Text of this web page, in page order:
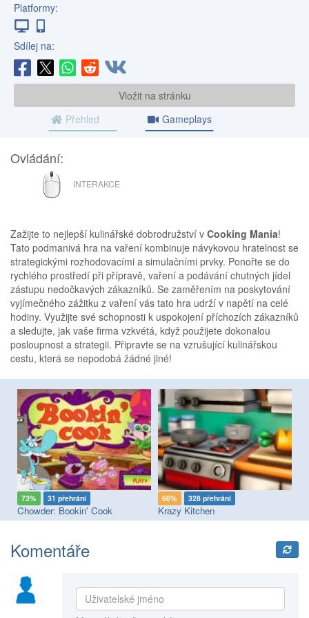
Platformy:
Sdílej na:
Vložit na stránku
Přehled
Gameplays
Ovládání:
MYŠ
INTERAKCE
Zažijte to nejlepší kulinářské dobrodružství v Cooking Mania!
Tato podmanivá hra na vaření kombinuje návykovou hratelnost se
strategickými rozhodovacími a simulačními prvky. Ponořte se do
rychlého prostředí při přípravě, vaření a podávání chutných jídel
zástupu nedočkavých zákazníků. Se zaměřením na poskytování
vyjímečného zážitku z vaření vás tato hra udrží v napětí na celé
hodiny. Využijte své schopnosti k uspokojení příchozích zákazníků
a sledujte, jak vaše firma vzkvétá, když použijete dokonalou
posloupnost a strategii. Připravte se na vzrušující kulinářskou
cestu, která se nepodobá žádné jiné!
73% 31 přehrání
Chowder: Bookin' Cook
66% 328 přehrání
Krazy Kitchen
Komentáře